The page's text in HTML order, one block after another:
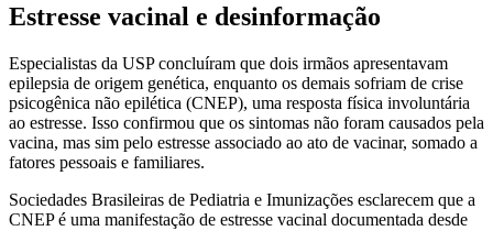
Estresse vacinal e desinformação
Especialistas da USP concluíram que dois irmãos apresentavam
epilepsia de origem genética, enquanto os demais sofriam de crise
psicogênica não epilética (CNEP), uma resposta física involuntária
ao estresse. Isso confirmou que os sintomas não foram causados pela
vacina, mas sim pelo estresse associado ao ato de vacinar, somado a
fatores pessoais e familiares.
Sociedades Brasileiras de Pediatria e Imunizações esclarecem que a
CNEP é uma manifestação de estresse vacinal documentada desde